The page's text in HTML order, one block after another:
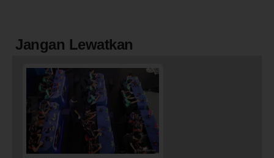
Jangan Lewatkan